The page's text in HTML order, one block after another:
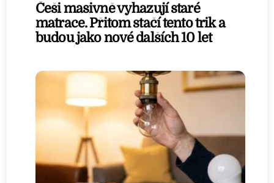
Češi masivně vyhazují staré
matrace. Přitom stačí tento trik a
budou jako nové dalších 10 let